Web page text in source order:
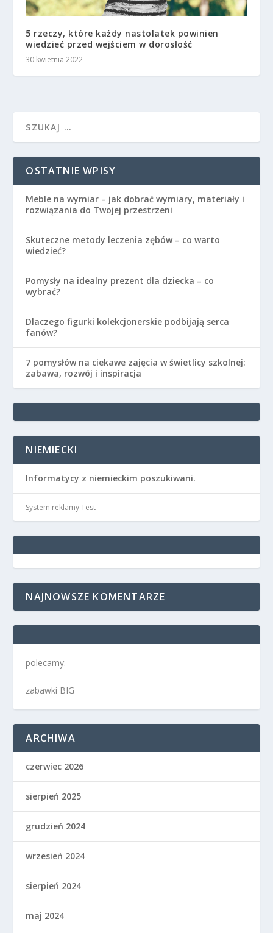
5 rzeczy, które każdy nastolatek powinien
wiedzieć przed wejściem w dorosłość
30 kwietnia 2022
OSTATNIE WPISY
Meble na wymiar – jak dobrać wymiary, materiały i
rozwiązania do Twojej przestrzeni
Skuteczne metody leczenia zębów – co warto
wiedzieć?
Pomysły na idealny prezent dla dziecka – co
wybrać?
Dlaczego figurki kolekcjonerskie podbijają serca
fanów?
7 pomysłów na ciekawe zajęcia w świetlicy szkolnej:
zabawa, rozwój i inspiracja
NIEMIECKI
Informatycy z niemieckim poszukiwani.
System reklamy Test
NAJNOWSZE KOMENTARZE
polecamy:
zabawki BIG
ARCHIWA
czerwiec 2026
sierpień 2025
grudzień 2024
wrzesień 2024
sierpień 2024
maj 2024